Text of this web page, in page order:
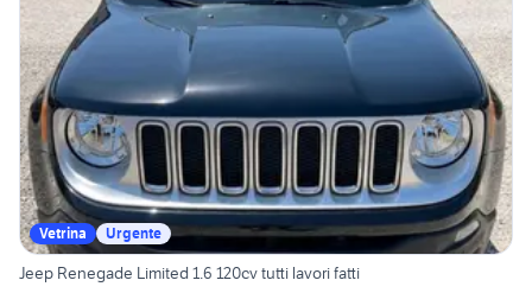
Vetrina Urgente
Jeep Renegade Limited 1.6 120cv tutti lavori fatti